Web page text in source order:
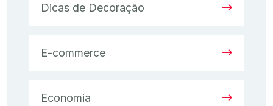
Dicas de Decoração
E-commerce
Economia